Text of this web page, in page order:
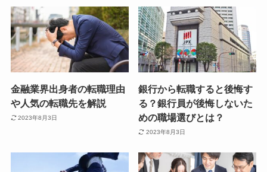
金融業界出身者の転職理由
や人気の転職先を解説
2023年8月3日
銀行から転職すると後悔す
る？銀行員が後悔しないた
めの職場選びとは？
2023年8月3日